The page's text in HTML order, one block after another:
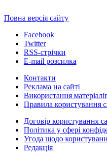
Повна версія сайту
Facebook
Twitter
RSS-стрічки
E-mail розсилка
Контакти
Реклама на сайті
Використання
Правила користування
Договір користування
Політика у сфері
Угода щодо
Редакція